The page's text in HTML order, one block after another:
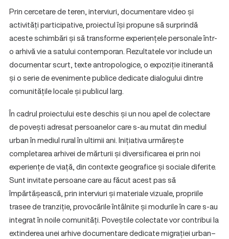
Prin cercetare de teren, interviuri, documentare video și
activități participative, proiectul își propune să surprindă
aceste schimbări și să transforme experiențele personale într-
o arhivă vie a satului contemporan. Rezultatele vor include un
documentar scurt, texte antropologice, o expoziție itinerantă
și o serie de evenimente publice dedicate dialogului dintre
comunitățile locale și publicul larg.
În cadrul proiectului este deschis și un nou apel de colectare
de povești adresat persoanelor care s-au mutat din mediul
urban în mediul rural în ultimii ani. Inițiativa urmărește
completarea arhivei de mărturii și diversificarea ei prin noi
experiențe de viață, din contexte geografice și sociale diferite.
Sunt invitate persoane care au făcut acest pas să
împărtășească, prin interviuri și materiale vizuale, propriile
trasee de tranziție, provocările întâlnite și modurile în care s-au
integrat în noile comunități. Poveștile colectate vor contribui la
extinderea unei arhive documentare dedicate migrației urban–